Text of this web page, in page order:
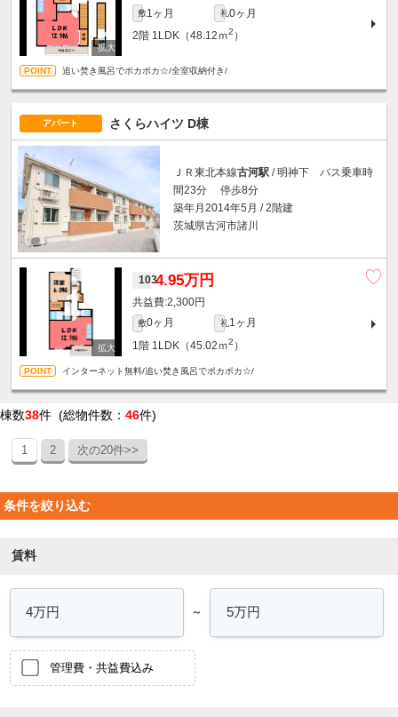
敷1ヶ月 礼0ヶ月
2階 1LDK（48.12ｍ2 ）
追い焚き風呂でポカポカ☆/全室収納付き/
アパート さくらハイツ D棟
ＪＲ東北本線古河駅 / 明神下 バス乗車時
間23分 停歩8分
築年月2014年5月 / 2階建
茨城県古河市諸川
1034.95万円
2,300円
敷0ヶ月 礼1ヶ月
1階 1LDK（45.02ｍ2 ）
インターネット無料/追い焚き風呂でポカポカ☆/
棟数38件 (総物件数： 46件)
1 2 次の20件>>
条件を絞り込む
賃料
～
管理費・共益費込み